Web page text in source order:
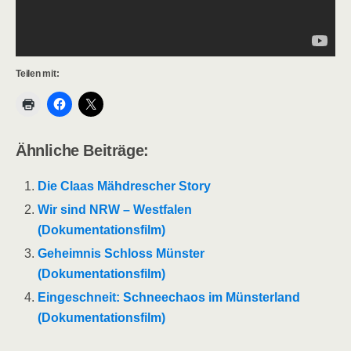
Teilen mit:
Ähnliche Beiträge:
Die Claas Mähdrescher Story
Wir sind NRW – Westfalen
(Dokumentationsfilm)
Geheimnis Schloss Münster
(Dokumentationsfilm)
Eingeschneit: Schneechaos im Münsterland
(Dokumentationsfilm)